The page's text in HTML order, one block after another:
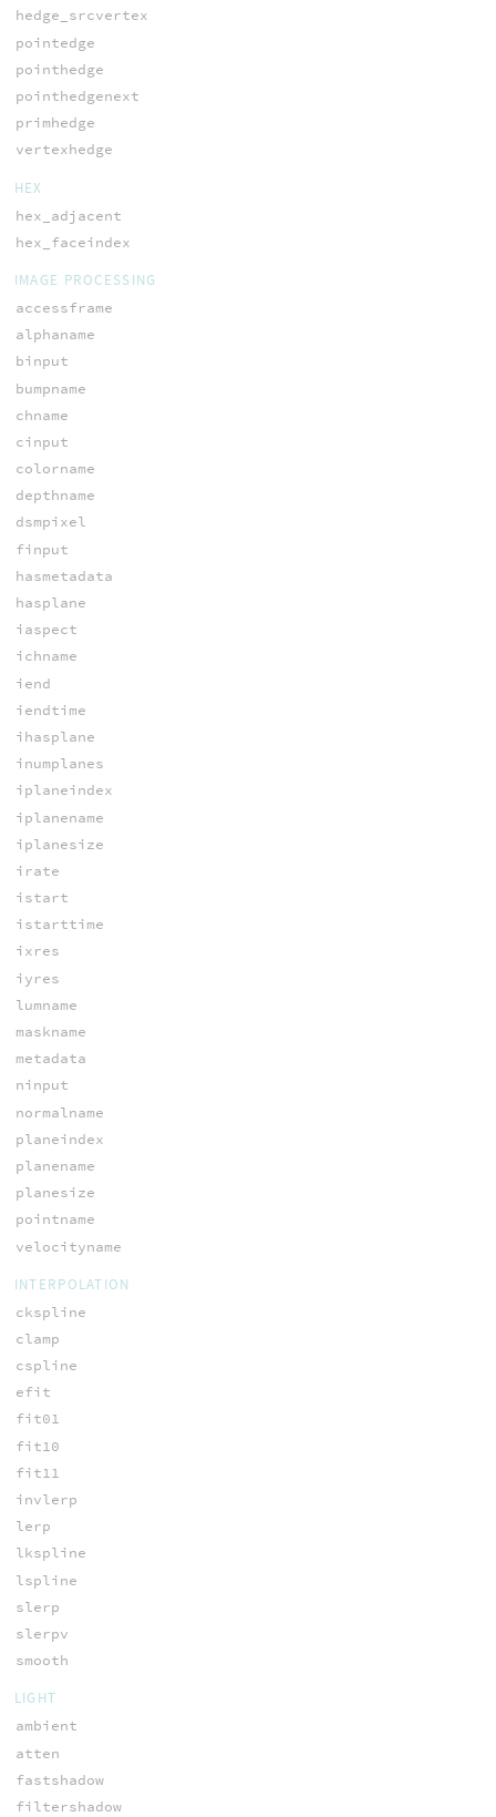
hedge_srcvertex
pointedge
pointhedge
pointhedgenext
primhedge
vertexhedge
HEX
hex_adjacent
hex_faceindex
IMAGE PROCESSING
accessframe
alphaname
binput
bumpname
chname
cinput
colorname
depthname
dsmpixel
finput
hasmetadata
hasplane
iaspect
ichname
iend
iendtime
ihasplane
inumplanes
iplaneindex
iplanename
iplanesize
irate
istart
istarttime
ixres
iyres
lumname
maskname
metadata
ninput
normalname
planeindex
planename
planesize
pointname
velocityname
INTERPOLATION
ckspline
clamp
cspline
efit
fit01
fit10
fit11
invlerp
lerp
lkspline
lspline
slerp
slerpv
smooth
LIGHT
ambient
atten
fastshadow
filtershadow